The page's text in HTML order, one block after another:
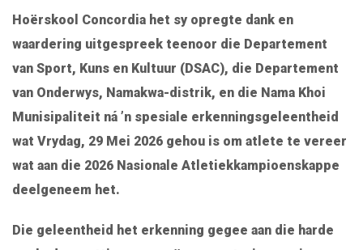
Hoërskool Concordia het sy opregte dank en
waardering uitgespreek teenoor die Departement
van Sport, Kuns en Kultuur (DSAC), die Departement
van Onderwys, Namakwa-distrik, en die Nama Khoi
Munisipaliteit ná ’n spesiale erkenningsgeleentheid
wat Vrydag, 29 Mei 2026 gehou is om atlete te vereer
wat aan die 2026 Nasionale Atletiekkampioenskappe
deelgeneem het.
Die geleentheid het erkenning gegee aan die harde